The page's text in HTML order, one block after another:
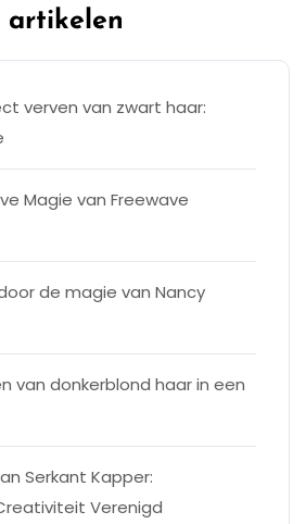
artikelen
verven van zwart haar:
Magie van Freewave
de magie van Nancy
van donkerblond haar in een
Serkant Kapper:
Verenigd